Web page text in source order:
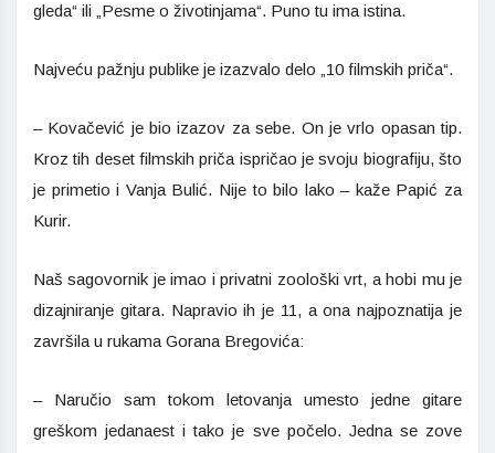
gleda“ ili „Pesme o životinjama“. Puno tu ima istina.
Najveću pažnju publike je izazvalo delo „10 filmskih priča“.
– Kovačević je bio izazov za sebe. On je vrlo opasan tip.
Kroz tih deset filmskih priča ispričao je svoju biografiju, što
je primetio i Vanja Bulić. Nije to bilo lako – kaže Papić za
Kurir.
Naš sagovornik je imao i privatni zoološki vrt, a hobi mu je
dizajniranje gitara. Napravio ih je 11, a ona najpoznatija je
završila u rukama Gorana Bregovića:
– Naručio sam tokom letovanja umesto jedne gitare
greškom jedanaest i tako je sve počelo. Jedna se zove